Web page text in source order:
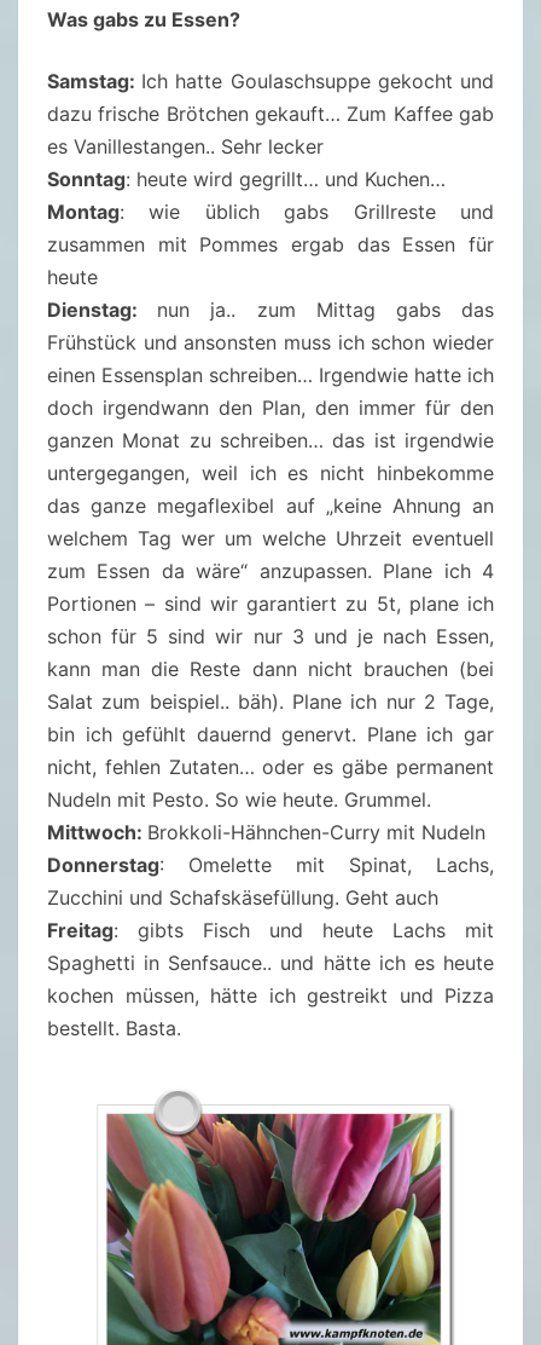
Was gabs zu Essen?
Samstag: Ich hatte Goulaschsuppe gekocht und
dazu frische Brötchen gekauft… Zum Kaffee gab
es Vanillestangen.. Sehr lecker
Sonntag: heute wird gegrillt… und Kuchen…
Montag: wie üblich gabs Grillreste und
zusammen mit Pommes ergab das Essen für
heute
Dienstag: nun ja.. zum Mittag gabs das
Frühstück und ansonsten muss ich schon wieder
einen Essensplan schreiben… Irgendwie hatte ich
doch irgendwann den Plan, den immer für den
ganzen Monat zu schreiben… das ist irgendwie
untergegangen, weil ich es nicht hinbekomme
das ganze megaflexibel auf „keine Ahnung an
welchem Tag wer um welche Uhrzeit eventuell
zum Essen da wäre“ anzupassen. Plane ich 4
Portionen – sind wir garantiert zu 5t, plane ich
schon für 5 sind wir nur 3 und je nach Essen,
kann man die Reste dann nicht brauchen (bei
Salat zum beispiel.. bäh). Plane ich nur 2 Tage,
bin ich gefühlt dauernd genervt. Plane ich gar
nicht, fehlen Zutaten… oder es gäbe permanent
Nudeln mit Pesto. So wie heute. Grummel.
Mittwoch: Brokkoli-Hähnchen-Curry mit Nudeln
Donnerstag: Omelette mit Spinat, Lachs,
Zucchini und Schafskäsefüllung. Geht auch
Freitag: gibts Fisch und heute Lachs mit
Spaghetti in Senfsauce.. und hätte ich es heute
kochen müssen, hätte ich gestreikt und Pizza
bestellt. Basta.